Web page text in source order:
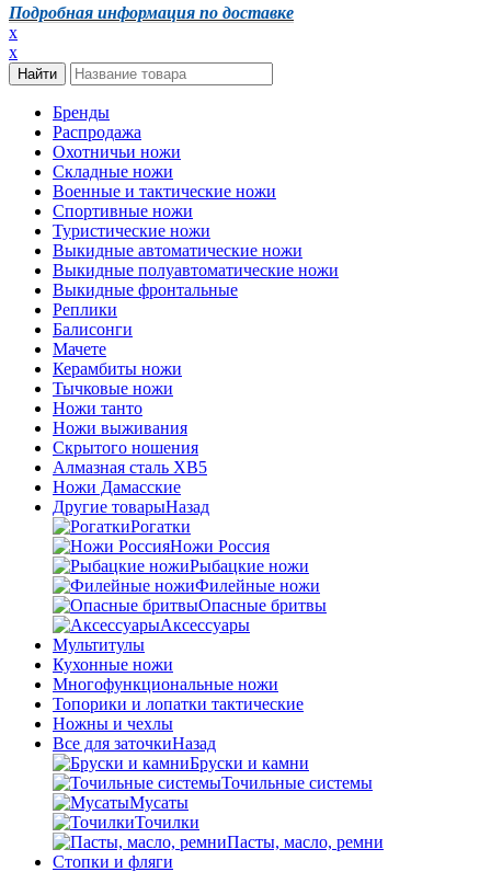
Подробная информация по доставке
x
x
Бренды
Распродажа
Охотничьи ножи
Складные ножи
Военные и тактические ножи
Спортивные ножи
Туристические ножи
Выкидные автоматические ножи
Выкидные полуавтоматические ножи
Выкидные фронтальные
Реплики
Балисонги
Мачете
Керамбиты ножи
Тычковые ножи
Ножи танто
Ножи выживания
Скрытого ношения
Алмазная сталь ХВ5
Ножи Дамасские
Другие товарыНазад
Рогатки
Ножи Россия
Рыбацкие ножи
Филейные ножи
Опасные бритвы
Аксессуары
Мультитулы
Кухонные ножи
Многофункциональные ножи
Топорики и лопатки тактические
Ножны и чехлы
Все для заточкиНазад
Бруски и камни
Точильные системы
Мусаты
Точилки
Пасты, масло, ремни
Стопки и фляги